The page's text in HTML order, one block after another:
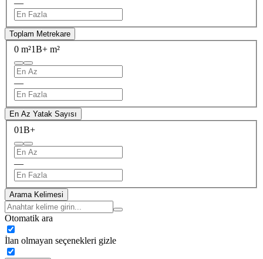
—
Toplam Metrekare
0 m²1B+ m²
—
En Az Yatak Sayısı
01B+
—
Arama Kelimesi
Otomatik ara
İlan olmayan seçenekleri gizle